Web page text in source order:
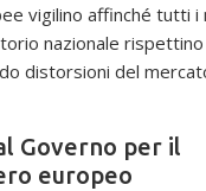
vigilino affinché tutti i
nazionale
distorsioni del
Governo per il
europeo